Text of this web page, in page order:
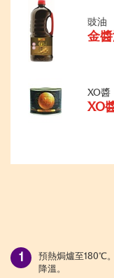
豉油
金
XO醬
XO
預熱焗爐至180℃
降溫。